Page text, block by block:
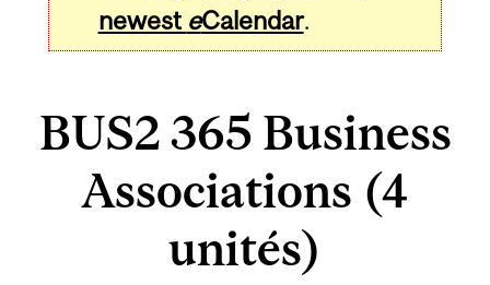
newest eCalendar.
BUS2 365 Business
Associations (4
unités)